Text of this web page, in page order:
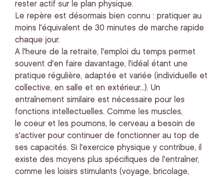
rester actif sur le plan physique.
Le repère est désormais bien connu : pratiquer au
moins l'équivalent de 30 minutes de marche rapide
chaque jour.
A l'heure de la retraite, l'emploi du temps permet
souvent d'en faire davantage, l'idéal étant une
pratique régulière, adaptée et variée (individuelle et
collective, en salle et en extérieur...). Un
entraînement similaire est nécessaire pour les
fonctions intellectuelles. Comme les muscles,
le coeur et les poumons, le cerveau a besoin de
s'activer pour continuer de fonctionner au top de
ses capacités. Si l'exercice physique y contribue, il
existe des moyens plus spécifiques de l'entraîner,
comme les loisirs stimulants (voyage, bricolage,